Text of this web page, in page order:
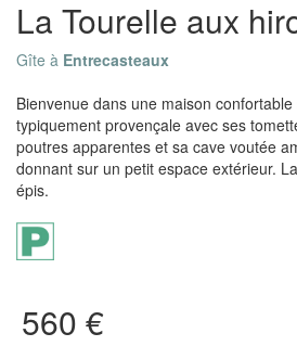
La Tourelle aux
Gîte à Entrecasteaux
Bienvenue dans une maison
typiquement provençale avec ses
poutres apparentes et sa cave voutée
donnant sur un petit espace extérieur.
épis.
560 €